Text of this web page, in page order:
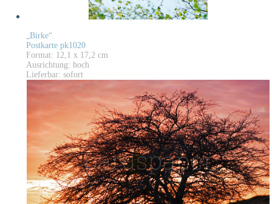
„Birke“
Postkarte pk1020
Format: 12,1 x 17,2 cm
Ausrichtung: hoch
Lieferbar: sofort